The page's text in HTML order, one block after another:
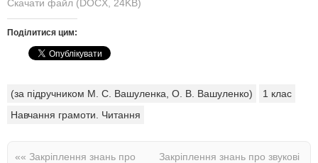
Скачати файл (DOCX, 24KB)
Поділитися цим:
(за підручником М. С. Вашуленка, О. В. Вашуленко)
1 клас
Навчання грамоти. Читання
«« Закріплення знань про
Закріплення знань про звукові